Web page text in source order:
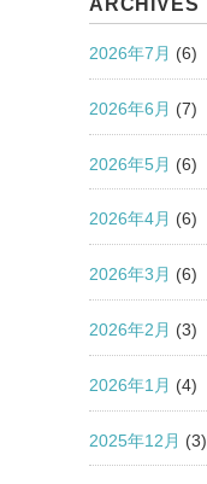
ARCHIVES
2026年7月 (6)
2026年6月 (7)
2026年5月 (6)
2026年4月 (6)
2026年3月 (6)
2026年2月 (3)
2026年1月 (4)
2025年12月 (3)